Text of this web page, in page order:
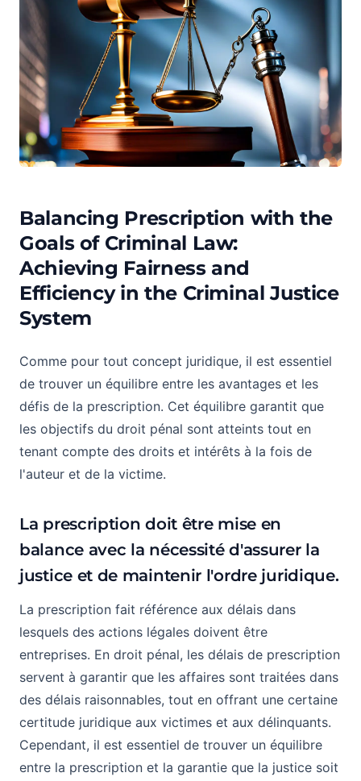
Balancing Prescription with the
Goals of Criminal Law:
Achieving Fairness and
Efficiency in the Criminal Justice
System
Comme pour tout concept juridique, il est essentiel
de trouver un équilibre entre les avantages et les
défis de la prescription. Cet équilibre garantit que
les objectifs du droit pénal sont atteints tout en
tenant compte des droits et intérêts à la fois de
l'auteur et de la victime.
La prescription doit être mise en
balance avec la nécessité d'assurer la
justice et de maintenir l'ordre juridique.
La prescription fait référence aux délais dans
lesquels des actions légales doivent être
entreprises. En droit pénal, les délais de prescription
servent à garantir que les affaires sont traitées dans
des délais raisonnables, tout en offrant une certaine
certitude juridique aux victimes et aux délinquants.
Cependant, il est essentiel de trouver un équilibre
entre la prescription et la garantie que la justice soit